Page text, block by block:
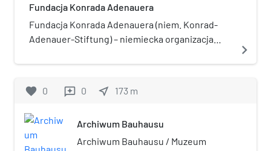
Węgrzech.
Fundacja Konrada Adenauera
Fundacja Konrada Adenauera (niem. Konrad-
Adenauer-Stiftung) – niemiecka organizacja
chadeckim, powiązaną z CDU. Fundacja jest
z najbardziej wpływowych ośrodków
analitycznych na świecie.Od 1 stycznia 2018 roku
funkcję przewodniczącego pełni były
przewodniczący Bundestagu Norbert Lammert.
navigate_next
favorite 0 reviews 0 near_me 173 m
Archiwum Bauhausu
Archiwum Bauhausu / Muzeum